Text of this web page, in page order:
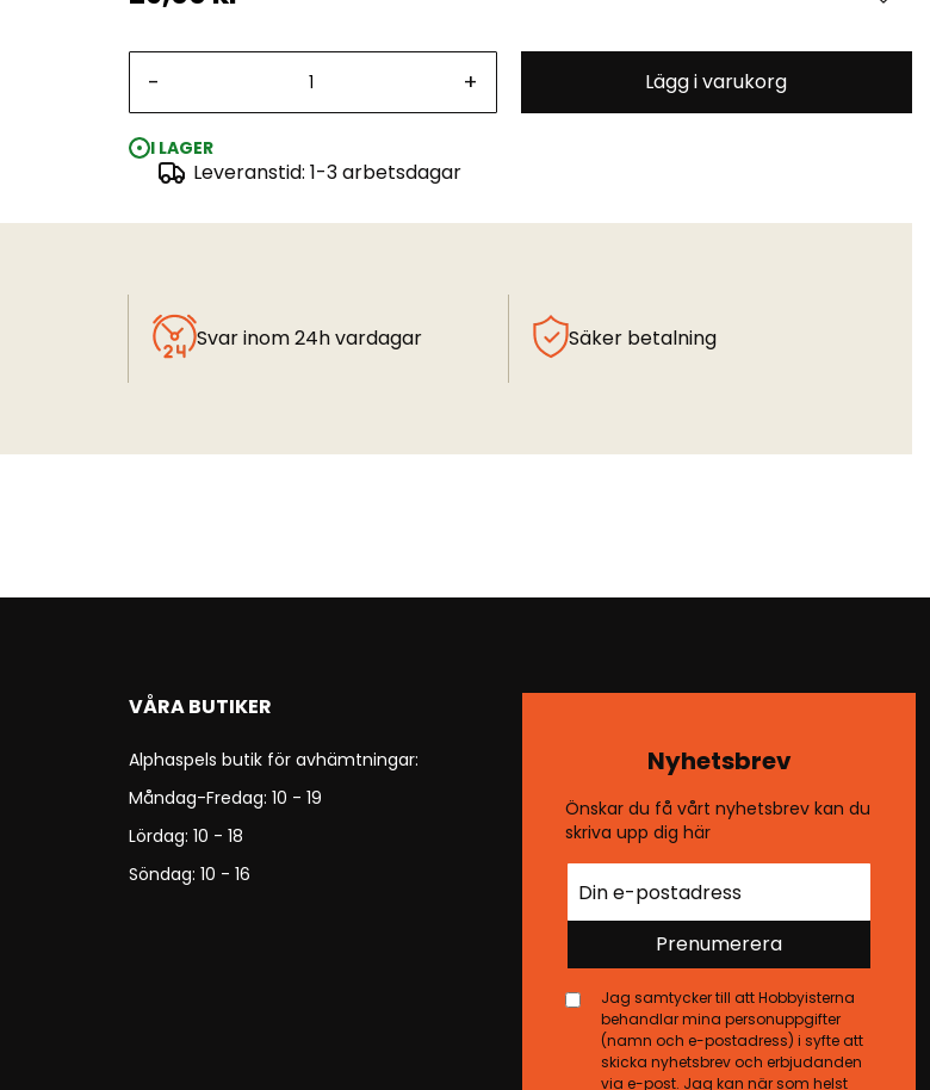
- + Lägg i varukorg
I LAGER
Leveranstid: 1-3 arbetsdagar
Svar inom 24h vardagar Säker betalning
VÅRA BUTIKER
Alphaspels butik för avhämtningar:
Måndag-Fredag: 10 - 19
Lördag: 10 - 18
Söndag: 10 - 16
Nyhetsbrev
Önskar du få vårt nyhetsbrev kan du
skriva upp dig här
Prenumerera
Jag samtycker till att Hobbyisterna
behandlar mina personuppgifter
(namn och e-postadress) i syfte att
skicka nyhetsbrev och erbjudanden
via e-post. Jag kan när som helst